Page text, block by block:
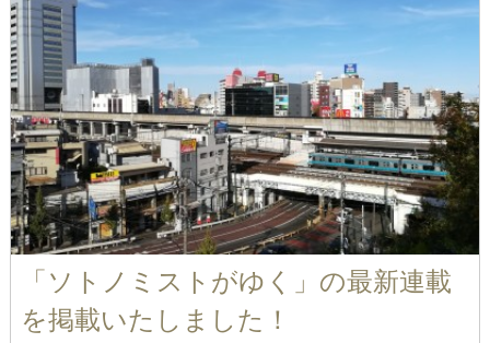
「ソトノミストがゆく」の最新連載
を掲載いたしました！